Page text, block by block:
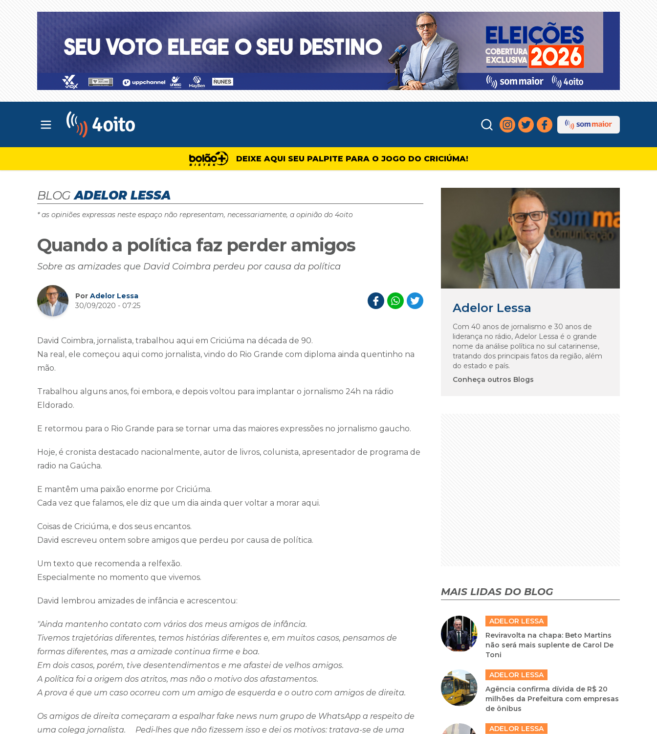
Abrir menu principal
DEIXE AQUI SEU PALPITE PARA O JOGO DO CRICIÚMA!
BLOG ADELOR LESSA
* as opiniões expressas neste espaço não representam, necessariamente, a opinião do 4oito
Quando a política faz perder amigos
Sobre as amizades que David Coimbra perdeu por causa da política
Por Adelor Lessa
30/09/2020 - 07:25
David Coimbra, jornalista, trabalhou aqui em Criciúma na década de 90.
Na real, ele começou aqui como jornalista, vindo do Rio Grande com diploma ainda quentinho na
mão.
Trabalhou alguns anos, foi embora, e depois voltou para implantar o jornalismo 24h na rádio
Eldorado.
E retormou para o Rio Grande para se tornar uma das maiores expressões no jornalismo gaucho.
Hoje, é cronista destacado nacionalmente, autor de livros, colunista, apresentador de programa de
radio na Gaúcha.
E mantêm uma paixão enorme por Criciúma.
Cada vez que falamos, ele diz que um dia ainda quer voltar a morar aqui.
Coisas de Criciúma, e dos seus encantos.
David escreveu ontem sobre amigos que perdeu por causa de política.
Um texto que recomenda a relfexão.
Especialmente no momento que vivemos.
David lembrou amizades de infância e acrescentou:
"Ainda mantenho contato com vários dos meus amigos de infância.
Tivemos trajetórias diferentes, temos histórias diferentes e, em muitos casos, pensamos de
formas diferentes, mas a amizade continua firme e boa.
Em dois casos, porém, tive desentendimentos e me afastei de velhos amigos.
A política foi a origem dos atritos, mas não o motivo dos afastamentos.
A prova é que um caso ocorreu com um amigo de esquerda e o outro com amigos de direita.
Os amigos de direita começaram a espalhar fake news num grupo de WhatsApp a respeito de
uma colega jornalista. Pedi-lhes que não fizessem isso e dei os motivos: tratava-se de uma
Adelor Lessa
Com 40 anos de jornalismo e 30 anos de
liderança no rádio, Adelor Lessa é o grande
nome da análise política no sul catarinense,
tratando dos principais fatos da região, além
do estado e país.
Conheça outros Blogs
MAIS LIDAS DO BLOG
ADELOR LESSA
Reviravolta na chapa: Beto Martins
não será mais suplente de Carol De
Toni
ADELOR LESSA
Agência confirma dívida de R$ 20
milhões da Prefeitura com empresas
de ônibus
ADELOR LESSA